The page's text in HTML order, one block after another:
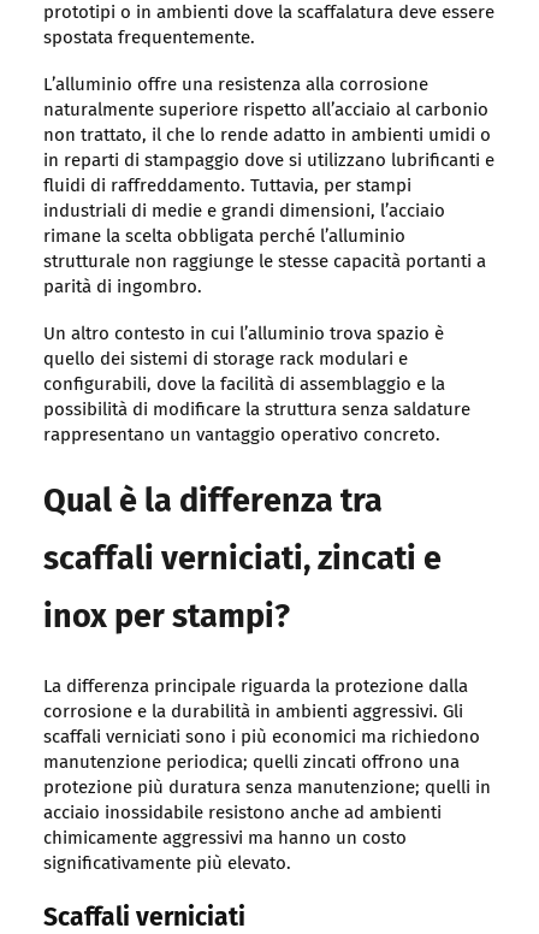
prototipi o in ambienti dove la scaffalatura deve essere
spostata frequentemente.
L’alluminio offre una resistenza alla corrosione
naturalmente superiore rispetto all’acciaio al carbonio
non trattato, il che lo rende adatto in ambienti umidi o
in reparti di stampaggio dove si utilizzano lubrificanti e
fluidi di raffreddamento. Tuttavia, per stampi
industriali di medie e grandi dimensioni, l’acciaio
rimane la scelta obbligata perché l’alluminio
strutturale non raggiunge le stesse capacità portanti a
parità di ingombro.
Un altro contesto in cui l’alluminio trova spazio è
quello dei sistemi di storage rack modulari e
configurabili, dove la facilità di assemblaggio e la
possibilità di modificare la struttura senza saldature
rappresentano un vantaggio operativo concreto.
Qual è la differenza tra
scaffali verniciati, zincati e
inox per stampi?
La differenza principale riguarda la protezione dalla
corrosione e la durabilità in ambienti aggressivi. Gli
scaffali verniciati sono i più economici ma richiedono
manutenzione periodica; quelli zincati offrono una
protezione più duratura senza manutenzione; quelli in
acciaio inossidabile resistono anche ad ambienti
chimicamente aggressivi ma hanno un costo
significativamente più elevato.
Scaffali verniciati